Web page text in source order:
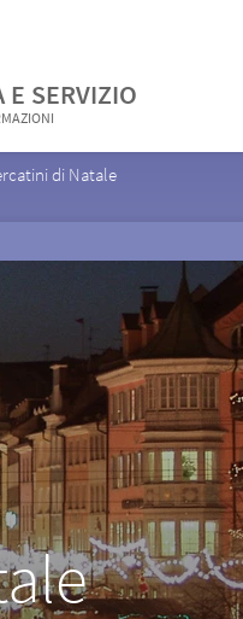
E SERVIZIO
di Natale